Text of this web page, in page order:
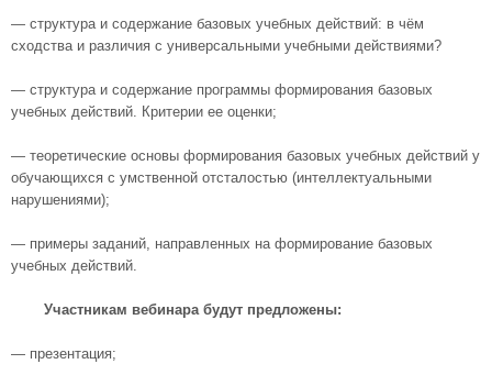
— структура и содержание базовых учебных действий: в чём
сходства и различия с универсальными учебными действиями?
— структура и содержание программы формирования базовых
учебных действий. Критерии ее оценки;
— теоретические основы формирования базовых учебных действий у
обучающихся с умственной отсталостью (интеллектуальными
нарушениями);
— примеры заданий, направленных на формирование базовых
учебных действий.
Участникам вебинара будут предложены:
— презентация;